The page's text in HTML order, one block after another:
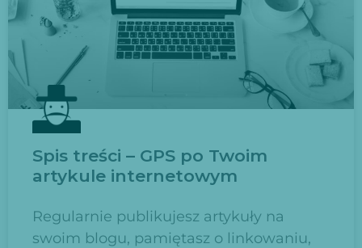
Spis treści – GPS po Twoim
artykule internetowym
Regularnie publikujesz artykuły na
swoim blogu, pamiętasz o linkowaniu,